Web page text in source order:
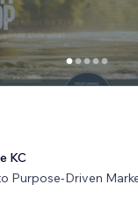
KC
Purpose-Driven